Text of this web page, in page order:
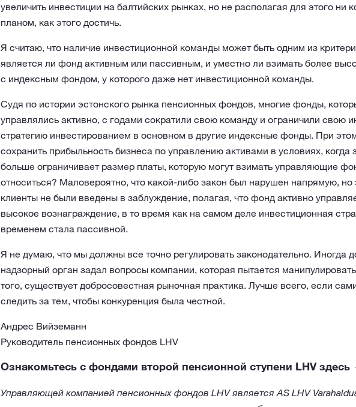
увеличить инвестиции на балтийских рынках, но не располагая для этого ни
планом, как этого достичь.
Я считаю, что наличие инвестиционной команды может быть одним из
является ли фонд активным или пассивным, и уместно ли взимать более
с индексным фондом, у которого даже нет инвестиционной команды.
Судя по истории эстонского рынка пенсионных фондов, многие фонды,
управлялись активно, с годами сократили свою команду и ограничили свою
стратегию инвестированием в основном в другие индексные фонды. При
сохранить прибыльность бизнеса по управлению активами в условиях, когда
больше ограничивает размер платы, которую могут взимать управляющие
относиться? Маловероятно, что какой-либо закон был нарушен напрямую, но
клиенты не были введены в заблуждение, полагая, что фонд активно
высокое вознаграждение, в то время как на самом деле инвестиционная
временем стала пассивной.
Я не думаю, что мы должны все точно регулировать законодательно. Иногда
надзорный орган задал вопросы компании, которая пытается
того, существует добросовестная рыночная практика. Лучше всего, если
следить за тем, чтобы конкуренция была честной.
Андрес Вийземанн
Руководитель пенсионных фондов LHV
Ознакомьтесь с фондами второй пенсионной ступени LHV здесь
Управляющей компанией пенсионных фондов LHV является AS LHV